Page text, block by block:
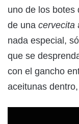
uno de los botes
de una cervecita
nada especial,
que se
con el gancho
aceitunas